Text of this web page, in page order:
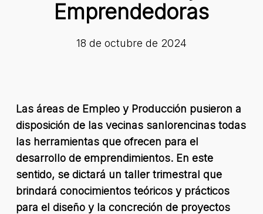
Emprendedoras
18 de octubre de 2024
Las áreas de Empleo y Producción pusieron a
disposición de las vecinas sanlorencinas todas
las herramientas que ofrecen para el
desarrollo de emprendimientos. En este
sentido, se dictará un taller trimestral que
brindará conocimientos teóricos y prácticos
para el diseño y la concreción de proyectos